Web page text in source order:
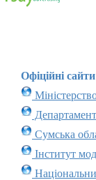
Офіційні
Сумська
Інститут